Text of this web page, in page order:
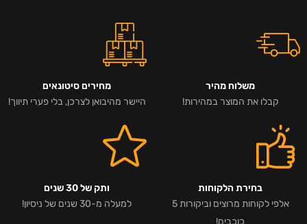
משלוח מהיר
קבלו את המוצר במהירות!
מחירים סיטונאים
היישר מהיבואן לצרכן, בלי פערי תיווך!
בחירת הלקוחות
אלפי לקוחות מרוצים וביקורות 5
כוכבים!
ותק של 30 שנים
למעלה מ-30 שנים של ניסיון!